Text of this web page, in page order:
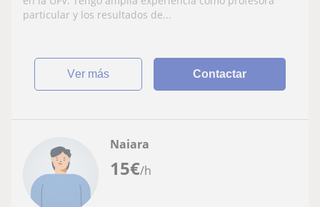
particular y los resultados de...
ver más Contactar
15€/h
Naiara